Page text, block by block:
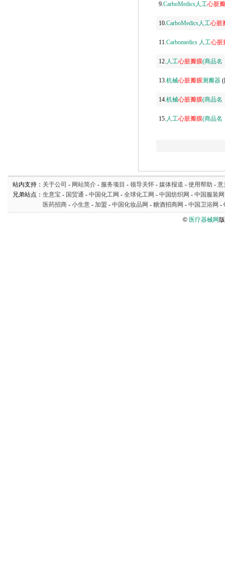
9.CarboMedics人工心脏
10.CarboMedics人工心脏
11.Carbomedics 人工心脏
12. 人工心脏瓣膜(商品名
13.机械心脏瓣膜测瓣器(
14.机械心脏瓣膜(商品名
15. 人工心脏瓣膜(商品名
站内支持： 关于公司 - 网站简介 - 服务项目 - 领导关怀 - 媒体报道 - 使用帮助 - 意
兄弟站点： 生意宝 - 国贸通 - 中国化工网 - 全球化工网 - 中国纺织网 - 中国服装网
医药招商 - 小生意 - 加盟 - 中国化妆品网 - 糖酒招商网 - 中国卫浴网 -
© 医疗器械网